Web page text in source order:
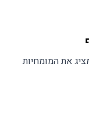
את המומחיות